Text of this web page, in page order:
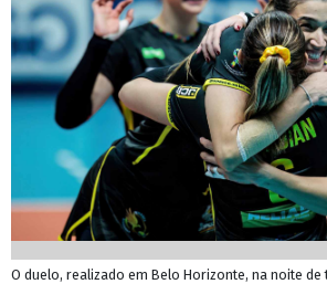
O duelo, realizado em Belo Horizonte, na noite